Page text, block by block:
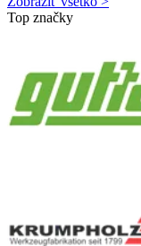
Top značky